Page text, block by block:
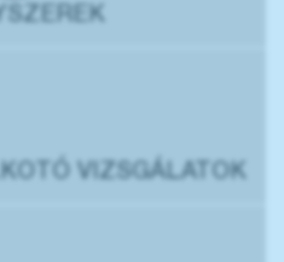
VIZSGÁLATOK